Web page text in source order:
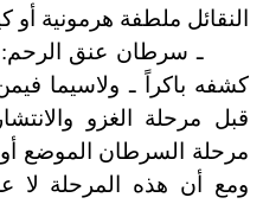
النقائل ملطفة هرمونية أو
ـ سرطان عنق الرحم:
كشفه باكراً ـ ولاسيما
قبل مرحلة الغزو
مرحلة السرطان الموضع
ومع أن هذه المرحلة لا